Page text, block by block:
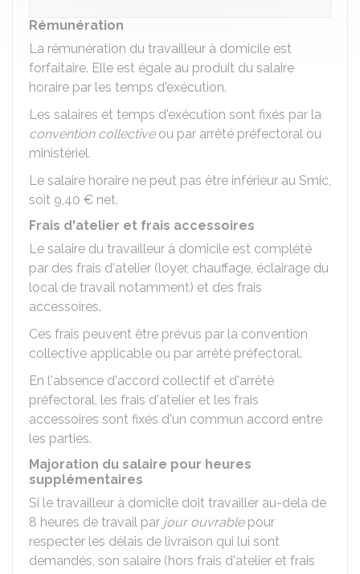
Rémunération
La rémunération du travailleur à domicile est
forfaitaire. Elle est égale au produit du salaire
horaire par les temps d'exécution.
Les salaires et temps d'exécution sont fixés par la
convention collectiveou par arrêté préfectoral ou
ministériel.
Le salaire horaire ne peut pas être inférieur au Smic,
soit 9,40 € net.
Frais d'atelier et frais accessoires
Le salaire du travailleur à domicile est complété
par des frais d'atelier (loyer, chauffage, éclairage du
local de travail notamment) et des frais
accessoires.
Ces frais peuvent être prévus par la convention
collective applicable ou par arrêté préfectoral.
En l'absence d'accord collectif et d'arrêté
préfectoral, les frais d'atelier et les frais
accessoires sont fixés d'un commun accord entre
les parties.
Majoration du salaire pour heures
supplémentaires
Si le travailleur à domicile doit travailler au-delà de
8 heures de travail par jour ouvrablepour
respecter les délais de livraison qui lui sont
demandés, son salaire (hors frais d'atelier et frais